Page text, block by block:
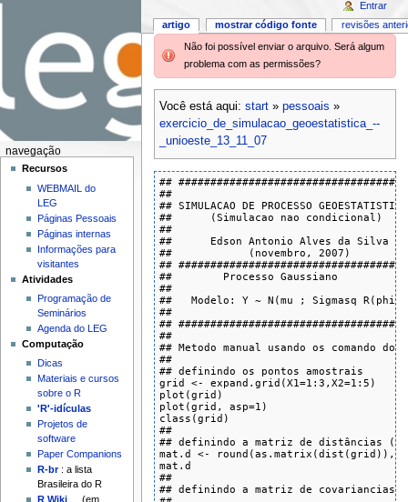
Não foi possível enviar o arquivo. Será algum
problema com as permissões?
Você está aqui: start» pessoais »
exercicio_de_simulacao_geoestatistica_--
_unioeste_13_11_07
##
##
## SIMULACAO DE PROCESSO GEOESTATISTICO
##      (Simulacao nao condicional)
##
##      Edson Antonio Alves da Silva
##            (novembro, 2007)
##
##        Processo Gaussiano
##
##   Modelo: Y ~ N(mu ; Sigmasq
##
##
##
## Metodo manual usando os comando do R
##
## definindo os pontos amostrais
grid <- expand.grid(X1=1:3,X2=1:5)
plot(grid)
plot(grid, asp=1)
class(grid)
##
## definindo a matriz de distâncias
mat.d <- round(as.matrix(dist(grid)),2)
mat.d
##
## definindo a matriz de covariancias
artigo mostrar código fonte revisões
Entrar
navegação
Recursos
WEBMAIL do
LEG
Páginas Pessoais
Páginas internas
Informações para
visitantes
Atividades
Programação de
Seminários
Agenda do LEG
Computação
Dicas
Materiais e cursos
sobre o R
'R'-idículas
Projetos de
software
Paper Companions
R-br: a lista
Brasileira do R
R Wiki
(em